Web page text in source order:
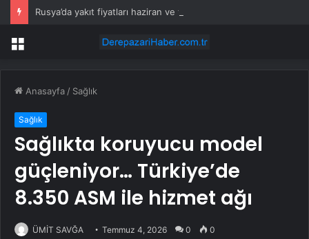
Menü
Anasayfa / Sağlık
Sağlık
Sağlıkta koruyucu model
güçleniyor… Türkiye’de
8.350 ASM ile hizmet ağı
ÜMİT SAVĞA Temmuz 4, 2026 0 0